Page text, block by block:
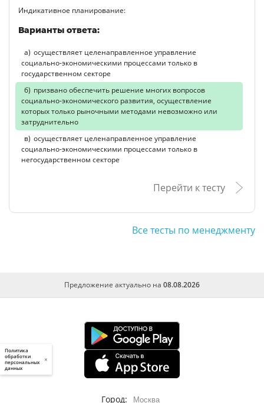
Индикативное планирование:
Варианты ответа:
осуществляет целенаправленное управление
социально-экономическими процессами только в
государственном секторе
призвано обеспечить решение многих вопросов
социально-экономического развития, осуществление
которых только рыночными методами невозможно или
затруднительно
осуществляет целенаправленное управление
социально-экономическими процессами только в
негосударственном секторе
Перейти к тесту
Все тесты по менеджменту
Предложение актуально на 08.08.2026
Город: Москва
Политика
обработки
персональных
данных
×